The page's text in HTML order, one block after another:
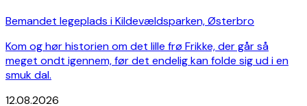
Bemandet legeplads i Kildevældsparken, Østerbro
Kom og hør historien om det lille frø Frikke, der går så
meget ondt igennem, før det endelig kan folde sig ud i en
smuk dal.
12.08.2026